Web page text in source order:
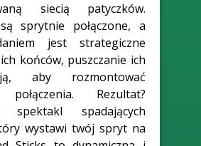
siecią patyczków.
sprytnie połączone, a
jest strategiczne
końców, puszczanie ich
aby rozmontować
Rezultat?
spektakl spadających
wystawi twój spryt na